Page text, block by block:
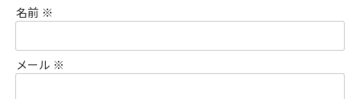
名前 ※
メール ※